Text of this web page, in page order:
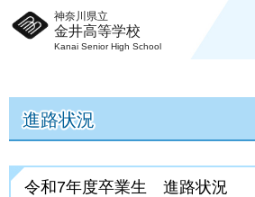
神奈川県立
金井高等学校
Kanai Senior High School
進路状況
令和7年度卒業生 進路状況